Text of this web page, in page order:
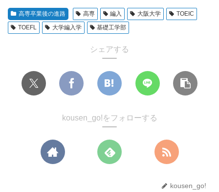
高専卒業後の進路 高専 編入 大阪大学
TOEIC
TOEFL
大学編入学 基礎工学部
シェアする
kousen_go!をフォローする
kousen_go!